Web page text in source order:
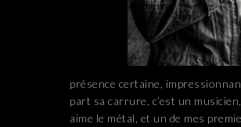
présence certaine,
part sa carrure, c’est un
aime le métal, et un de mes